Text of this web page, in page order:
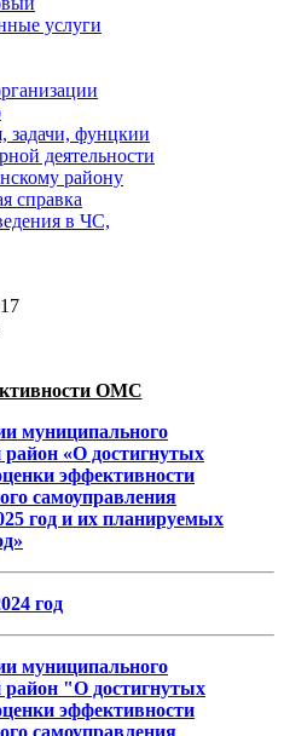
услуги
задачи, фунцкии
деятельности
району
справка
в ЧС,
ОМС
муниципального
район «О достигнутых
эффективности
самоуправления
год и их планируемых
24 год
муниципального
район "О достигнутых
эффективности
самоуправления